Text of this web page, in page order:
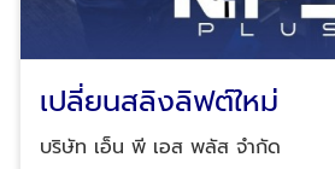
เปลี่ยนสลิงลิฟต์ใหม่
บริษัท เอ็น พี เอส พลัส จำกัด